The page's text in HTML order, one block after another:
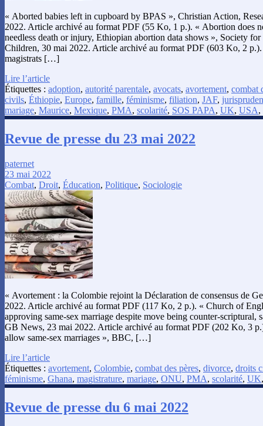
« Aborted babies left in cupboard by BPAS », Christian Action,
2022. Article archivé au format PDF (55 Ko, 1 p.). « Abortion does
needless death or injury, Ethiopian abortion data shows », Society
Children, 30 mai 2022. Article archivé au format PDF (603 Ko, 2
magistrats […]
Lire l’article
Étiquettes : adoption, autorité parentale, avocats, avortement, combat
civils, Éthiopie, Europe, famille, féminisme, filiation, JAF,
mariage, Maurice, Mexique, PMA, scolarité, SOS PAPA, UK, USA,
Revue de presse du 23 mai 2022
paternet
23 mai 2022
Combat, Droit, Éducation, Politique, Sociologie
« Avortement : la Colombie rejoint la Déclaration de consensus de
2022. Article archivé au format PDF (117 Ko, 2 p.). « Church of
approving same-sex marriage despite move being counter-scriptural,
GB News, 23 mai 2022. Article archivé au format PDF (202 Ko, 3
allow same-sex marriages », BBC, […]
Lire l’article
Étiquettes : avortement, Colombie, combat des pères, divorce, droits
féminisme, Ghana, magistrature, mariage, ONU, PMA, scolarité, UK
Revue de presse du 6 mai 2022